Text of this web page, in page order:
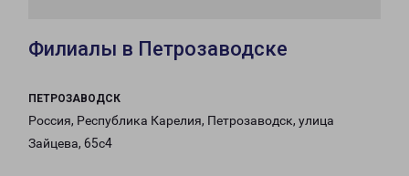
Филиалы в Петрозаводске
ПЕТРОЗАВОДСК
Россия, Республика Карелия, Петрозаводск, улица
Зайцева, 65с4